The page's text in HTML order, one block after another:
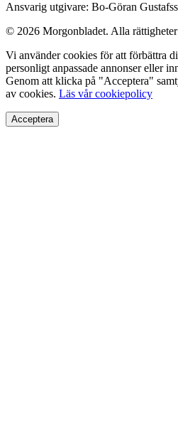
Ansvarig utgivare: Bo-Göran
© 2026 Morgonbladet. Alla
Vi använder cookies för att förbättra
personligt anpassade annonser eller
Genom att klicka på "Acceptera"
av cookies. Läs vår cookiepolicy
Acceptera